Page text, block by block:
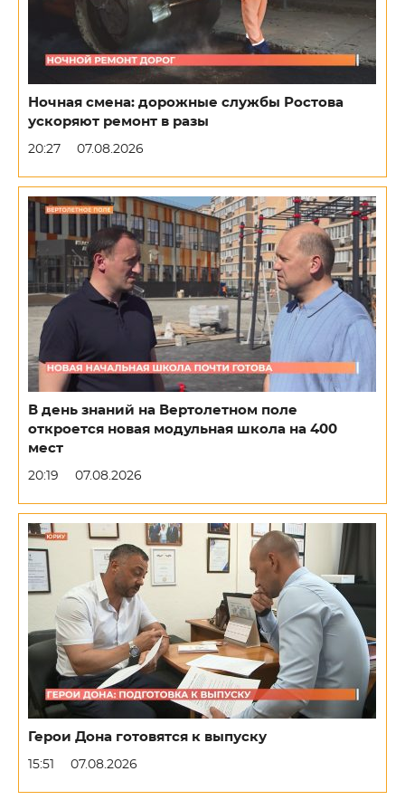
Ночная смена: дорожные службы Ростова
ускоряют ремонт в разы
20:27 07.08.2026
В день знаний на Вертолетном поле
откроется новая модульная школа на 400
мест
20:19 07.08.2026
Герои Дона готовятся к выпуску
15:51 07.08.2026